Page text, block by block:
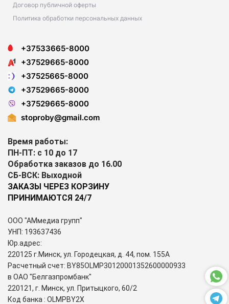
Договор публичной оферты
Политика обработки персональных данных
+37533665-8000
+37529665-8000
+37525665-8000
+37529665-8000
+37529665-8000
stoproby@gmail.com
Время работы:
ПН-ПТ: с 10 до 17
Обработка заказов до 16.00
СБ-ВСК: Выходной
ЗАКАЗЫ ЧЕРЕЗ КОРЗИНУ
ПРИНИМАЮТСЯ 24/7
ООО "АМмедиа групп"
УНП: 193637436
Юр.адрес:
220125 г.Минск, ул. Городецкая, д. 44, пом. 155А
Расчетный счет: BY85OLMP30120001352600000933
в ОАО "Белгазпромбанк"
220121, г. Минск, ул. Притыцкого, 60/2
Код банка : OLMPBY2X